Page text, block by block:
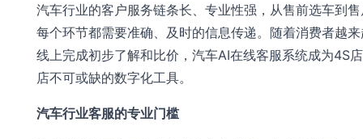
汽车行业的客户服务链条长、专业性强，从售前选车到
每个环节都需要准确、及时的信息传递。随着消费者越
线上完成初步了解和比价，汽车AI在线客服系统成为4S
店不可或缺的数字化工具。
汽车行业客服的专业门槛